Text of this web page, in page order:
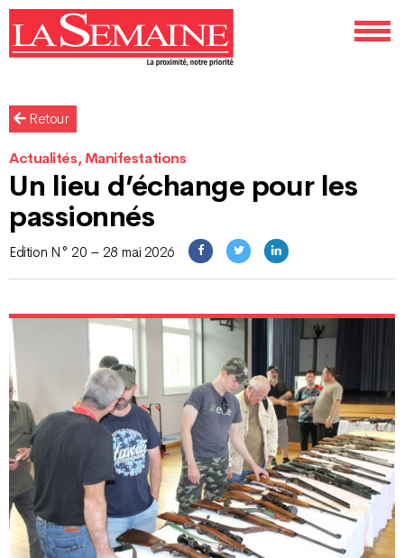
Retour
Actualités, Manifestations
Un lieu d’échange pour les
passionnés
Edition N° 20 – 28 mai 2026